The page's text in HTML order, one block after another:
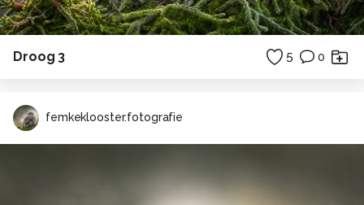
Droog 3 5 0
femkeklooster.fotografie